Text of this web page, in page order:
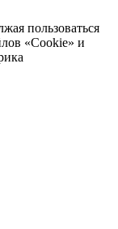
пользоваться
«Cookie» и